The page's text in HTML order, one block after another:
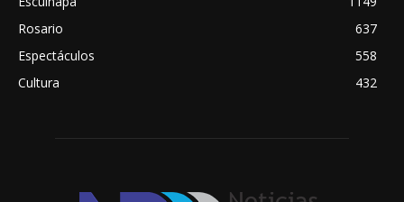
Rosario
637
Espectáculos
558
Cultura
432